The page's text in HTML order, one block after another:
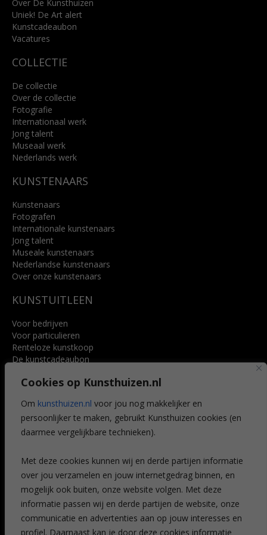
Cookies op Kunsthuizen.nl
Om kunsthuizen.nl voor jou nog makkelijker en
persoonlijker te maken, gebruikt Kunsthuizen cookies (en
daarmee vergelijkbare technieken).
Met deze cookies kunnen wij en derde partijen informatie
over jou verzamelen en jouw internetgedrag binnen, en
mogelijk ook buiten, onze website volgen. Met deze
informatie passen wij en derde partijen de website, onze
communicatie en advertenties aan op jouw interesses en
profiel. Daarnaast kan je door deze cookies informatie
info@kunsthuisbreda.nl
Lees meer
Over De Kunsthuizen
Uniek! De Art alert
Kunstcadeaubon
Vacatures
COLLECTIE
De collectie
Over de collectie
Fotografie
Internationaal werk
Jong talent
Museaal werk
Nederlands werk
KUNSTENAARS
Kunstenaars
Fotografen
Internationale kunstenaars
Jong talent
Museale kunstenaars
Nederlandse kunstenaars
Over onze kunstenaars
KUNSTUITLEEN
Voor bedrijven
Voor particulieren
Renteloze kunstkoop
De kunstcadeaubon
Voordelen
Veelgestelde vragen
CONTACT
Leiden
Amsterdam
Breda
Favorieten
Mijn art alert